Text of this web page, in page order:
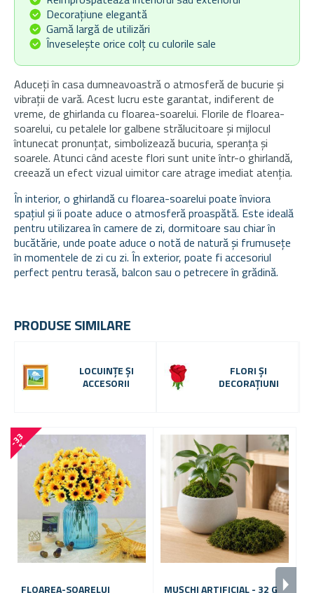
Decorațiune elegantă
Gamă largă de utilizări
Înveselește orice colț cu culorile sale
Aduceți în casa dumneavoastră o atmosferă de bucurie și
vibrații de vară. Acest lucru este garantat, indiferent de
vreme, de ghirlanda cu floarea-soarelui. Florile de floarea-
soarelui, cu petalele lor galbene strălucitoare și mijlocul
întunecat pronunțat, simbolizează bucuria, speranța și
soarele. Atunci când aceste flori sunt unite într-o ghirlandă,
creează un efect vizual uimitor care atrage imediat atenția.
În interior, o ghirlandă cu floarea-soarelui poate înviora
spațiul și îi poate aduce o atmosferă proaspătă. Este ideală
pentru utilizarea în camere de zi, dormitoare sau chiar în
bucătărie, unde poate aduce o notă de natură și frumusețe
în momentele de zi cu zi. În exterior, poate fi accesoriul
perfect pentru terasă, balcon sau o petrecere în grădină.
PRODUSE SIMILARE
LOCUINȚE ȘI
ACCESORII
FLORI ȘI
DECORAȚIUNI
-
3
3
%
FLOAREA-SOARELUI MUȘCHI ARTIFICIAL - 32 G